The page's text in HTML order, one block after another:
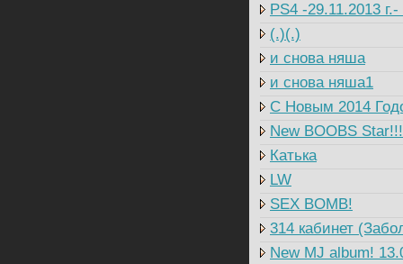
PS4 -29.11.2013
(.)(.)
и снова няша
и снова няша1
C Новым 2014
New BOOBS
Катька
LW
SEX BOMB!
314 кабинет
New MJ album!